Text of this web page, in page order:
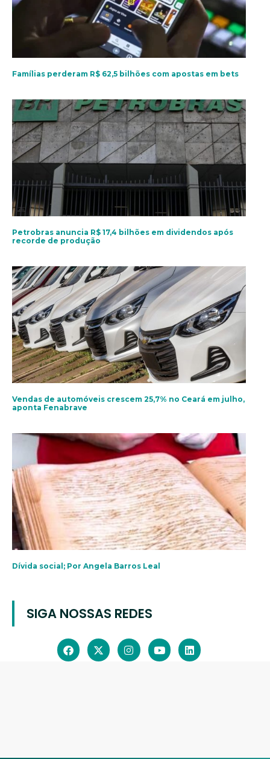
Famílias perderam R$ 62,5 bilhões com apostas em bets
Petrobras anuncia R$ 17,4 bilhões em dividendos após
recorde de produção
Vendas de automóveis crescem 25,7% no Ceará em julho,
aponta Fenabrave
Dívida social; Por Angela Barros Leal
SIGA NOSSAS REDES